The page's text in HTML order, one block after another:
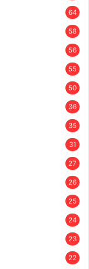
64
58
56
55
50
36
35
31
27
26
25
24
23
22